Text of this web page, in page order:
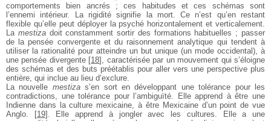
comportements bien ancrés ; ces habitudes et ces schémas sont
l’ennemi intérieur. La rigidité signifie la mort. Ce n’est qu’en restant
flexible qu’elle peut déployer la psyché horizontalement et verticalement.
La mestizadoit constamment sortir des formations habituelles ; passer
de la pensée convergente et du raisonnement analytique qui tendent à
utiliser la rationalité pour atteindre un but unique (un mode occidental), à
une pensée divergente[18] , caractérisée par un mouvement qui s’éloigne
des schémas et des buts préétablis pour aller vers une perspective plus
entière, qui inclue au lieu d’exclure.
La nouvelle mestizas’en sort en développant une tolérance pour les
contradictions, une tolérance pour l’ambiguïté. Elle apprend à être une
Indienne dans la culture mexicaine, à être Mexicaine d’un point de vue
Anglo.
[19] . Elle apprend à jongler avec les cultures. Elle a une